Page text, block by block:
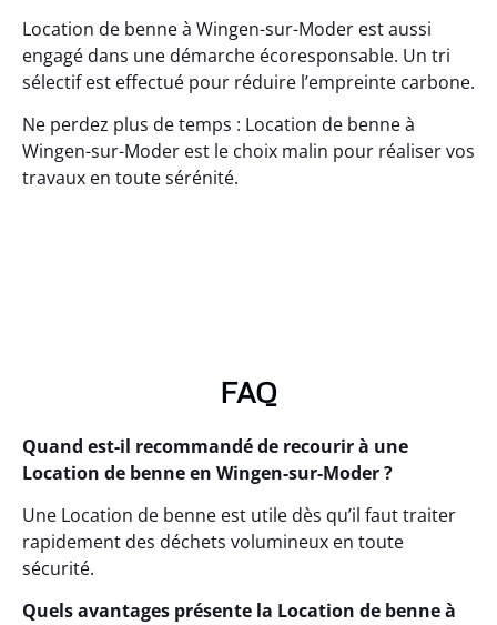
Location de benne à Wingen-sur-Moder est aussi
engagé dans une démarche écoresponsable. Un tri
sélectif est effectué pour réduire l’empreinte carbone.
Ne perdez plus de temps : Location de benne à
Wingen-sur-Moder est le choix malin pour réaliser vos
travaux en toute sérénité.
FAQ
Quand est-il recommandé de recourir à une
Location de benne en Wingen-sur-Moder ?
Une Location de benne est utile dès qu’il faut traiter
rapidement des déchets volumineux en toute
sécurité.
Quels avantages présente la Location de benne à